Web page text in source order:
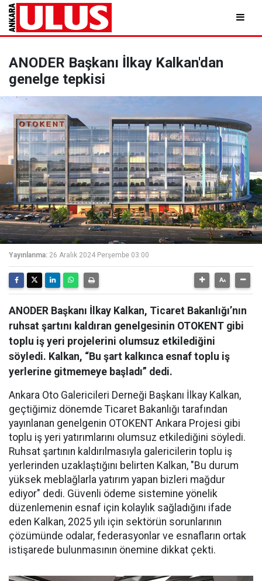
ANODER Başkanı İlkay Kalkan'dan
genelge tepkisi
Yayınlanma: 26 Aralık 2024 Perşembe 03:00
ANODER Başkanı İlkay Kalkan, Ticaret Bakanlığı’nın
ruhsat şartını kaldıran genelgesinin OTOKENT gibi
toplu iş yeri projelerini olumsuz etkilediğini
söyledi. Kalkan, “Bu şart kalkınca esnaf toplu iş
yerlerine gitmemeye başladı” dedi.
Ankara Oto Galericileri Derneği Başkanı İlkay Kalkan,
geçtiğimiz dönemde Ticaret Bakanlığı tarafından
yayınlanan genelgenin OTOKENT Ankara Projesi gibi
toplu iş yeri yatırımlarını olumsuz etkilediğini söyledi.
Ruhsat şartının kaldırılmasıyla galericilerin toplu iş
yerlerinden uzaklaştığını belirten Kalkan, "Bu durum
yüksek meblağlarla yatırım yapan bizleri mağdur
ediyor" dedi. Güvenli ödeme sistemine yönelik
düzenlemenin esnaf için kolaylık sağladığını ifade
eden Kalkan, 2025 yılı için sektörün sorunlarının
çözümünde odalar, federasyonlar ve esnafların ortak
istişarede bulunmasının önemine dikkat çekti.